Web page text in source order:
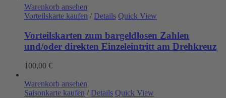
Warenkorb ansehen
Vorteilskarte kaufen / Details Quick View
Vorteilskarten zum bargeldlosen Zahlen
und/oder direkten Einzeleintritt am Drehkreuz
100,00 €
Warenkorb ansehen
Saisonkarte kaufen / Details Quick View